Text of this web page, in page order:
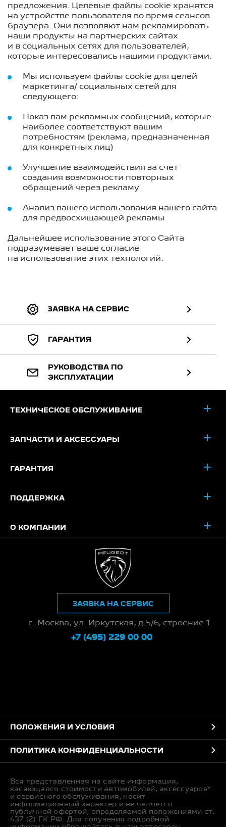
предложения. Целевые файлы cookie хранятся
на устройстве пользователя во время сеансов
браузера. Они позволяют нам рекламировать
наши продукты на партнерских сайтах
и в социальных сетях для пользователей,
которые интересовались нашими продуктами.
Мы используем файлы cookie для целей
маркетинга/ социальных сетей для
следующего:
Показ вам рекламных сообщений, которые
наиболее соответствуют вашим
потребностям (реклама, предназначенная
для конкретных лиц)
Улучшение взаимодействия за счет
создания возможности повторных
обращений через рекламу
Анализ вашего использования нашего сайта
для предвосхищающей рекламы
Дальнейшее использование этого Сайта
подразумевает ваше согласие
на использование этих технологий.
ЗАЯВКА НА СЕРВИС
ГАРАНТИЯ
РУКОВОДСТВА ПО
ЭКСПЛУАТАЦИИ
ТЕХНИЧЕСКОЕ ОБСЛУЖИВАНИЕ
ЗАПЧАСТИ И АКСЕССУАРЫ
ГАРАНТИЯ
ПОДДЕРЖКА
О КОМПАНИИ
г. Москва, ул. Иркутская, д.5/6, строение 1
+7 (495) 229 00 00
ЗАЯВКА НА СЕРВИС
ПОЛОЖЕНИЯ И УСЛОВИЯ
ПОЛИТИКА КОНФИДЕНЦИАЛЬНОСТИ
Вся представленная на сайте информация,
касающаяся стоимости автомобилей, аксессуаров*
и сервисного обслуживания, носит
информационный характер и не является
публичной офертой, определяемой положениями ст.
437 (2) ГК РФ. Для получения подробной